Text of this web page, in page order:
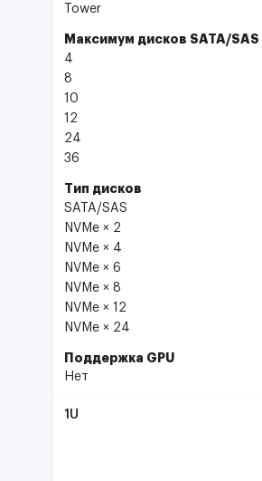
Tower
Максимум дисков SATA/SAS
4
8
10
12
24
36
Тип дисков
SATA/SAS
NVMe × 2
NVMe × 4
NVMe × 6
NVMe × 8
NVMe × 12
NVMe × 24
Поддержка GPU
Нет
1U